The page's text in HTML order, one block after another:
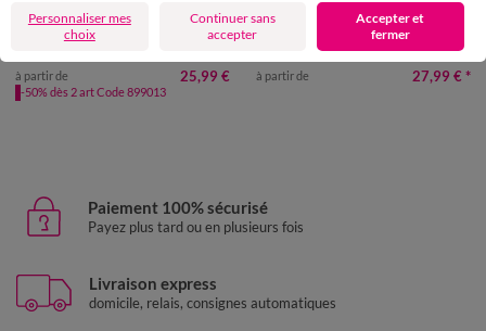
34/36 38/40
46/48
50
à partir de 25,99 €
-50% dès 2 art Code 899013
38/40 42/44
46/48
52 54
Legging à carreaux, fils tissés-teints
à partir de 27,99 € *
Paiement 100% sécurisé
Payez plus tard ou en plusieurs fois
Livraison express
domicile, relais, consignes automatiques
Personnaliser mes
choix
Continuer sans
accepter
Accepter et
fermer